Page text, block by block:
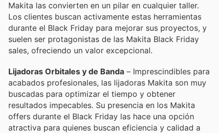
Makita las convierten en un pilar en cualquier taller.
Los clientes buscan activamente estas herramientas
durante el Black Friday para mejorar sus proyectos, y
suelen ser protagonistas de las Makita Black Friday
sales, ofreciendo un valor excepcional.
Lijadoras Orbitales y de Banda – Imprescindibles para
acabados profesionales, las lijadoras Makita son muy
buscadas para optimizar el tiempo y obtener
resultados impecables. Su presencia en los Makita
offers durante el Black Friday las hace una opción
atractiva para quienes buscan eficiencia y calidad a